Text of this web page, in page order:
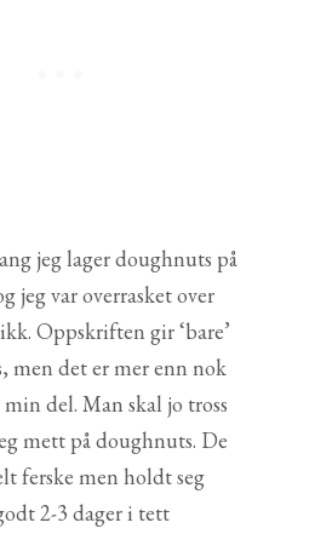
jeg lager doughnuts på
jeg var overrasket over
Oppskriften gir ‘bare’
men det er mer enn nok
del. Man skal jo tross
mett på doughnuts. De
ferske men holdt seg
2-3 dager i tett